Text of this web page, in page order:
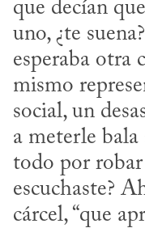
que decían
uno, ¿te
esperaba otra
mismo
social, un
a meterle bala
todo por
escuchaste?
cárcel, “que